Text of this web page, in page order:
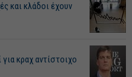
και κλάδοι έχουν
κραχ αντίστοιχο